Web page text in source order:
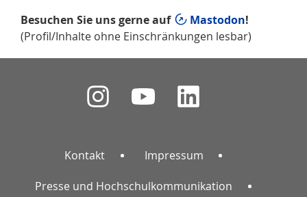
Besuchen Sie uns gerne auf
Mastodon!
(Profil/Inhalte ohne Einschränkungen lesbar)
Kontakt Impressum
Presse und Hochschulkommunikation